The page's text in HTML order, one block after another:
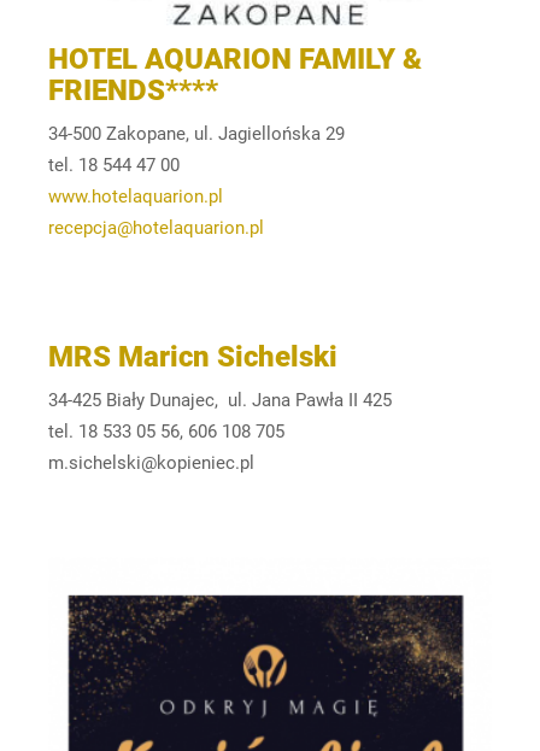
HOTEL AQUARION FAMILY &
FRIENDS****
34-500 Zakopane, ul. Jagiellońska 29
tel. 18 544 47 00
www.hotelaquarion.pl
recepcja@hotelaquarion.pl
MRS Maricn Sichelski
34-425 Biały Dunajec, ul. Jana Pawła II 425
tel. 18 533 05 56, 606 108 705
m.sichelski@kopieniec.pl